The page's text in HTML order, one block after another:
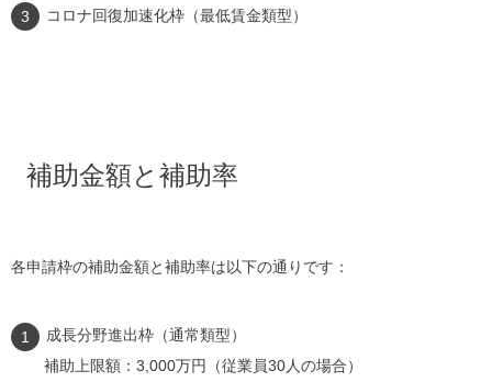
コロナ回復加速化枠（最低賃金類型）
補助金額と補助率
各申請枠の補助金額と補助率は以下の通りです：
成長分野進出枠（通常類型）
補助上限額：3,000万円（従業員30人の場合）